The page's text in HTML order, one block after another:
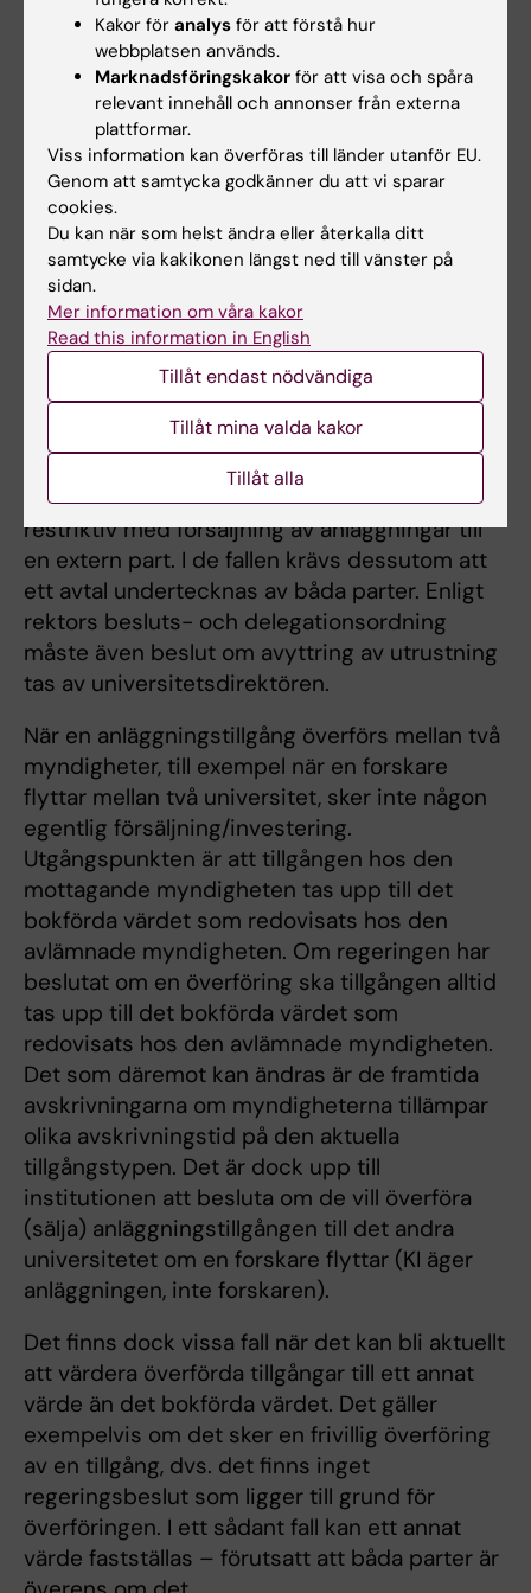
har blivit oanvänd­bar, är det tillåtet att
sälja/utrangera anläggningen enligtförordning
(1996:1191). En anläggning som ex.
kontorsmaskin, laboratorieutrustning eller
annan anläggningsförd utrustning ska påvisas
att utrustningen inte behövs någonstans inom
KI eller att den är helt obrukbar. Detta innebär
att säljande institution måste undersöka ifall
någon annan institution inom KI har
användning av anläggningen innan ev.
försäljning kan ske. Ni lägger in en annons
Köp och sälj labbutrustning och
kontorsmaterial | Medarbetare (ki.se).
Annonsen för försäljning av anläggningen ska
ligga i minst en vecka på vår "köp- och
säljsida".KI ska trots detta vara mycket
restriktiv med försäljning av anläggningar till
en extern part. I de fallen krävs dessutom att
ett avtal undertecknas av båda parter. Enligt
rektors besluts- och delegationsordning
måste även beslut om avyttring av utrustning
tas av universitetsdirektören.
När en anläggningstillgång överförs mellan två
myndigheter, till exempel när en forskare
flyttar mellan två universitet, sker inte någon
egentlig försäljning/investering.
Utgångspunkten är att tillgången hos den
mottagande myndigheten tas upp till det
bokförda värdet som redovisats hos den
avlämnade myndigheten. Om regeringen har
beslutat om en överföring ska tillgången alltid
tas upp till det bokförda värdet som
redovisats hos den avlämnade myndigheten.
Det som däremot kan ändras är de framtida
avskrivningarna om myndigheterna tillämpar
olika avskrivningstid på den aktuella
tillgångstypen. Det är dock upp till
institutionen att besluta om de vill överföra
(sälja) anläggningstillgången till det andra
universitetet om en forskare flyttar (KI äger
anläggningen, inte forskaren).
Det finns dock vissa fall när det kan bli aktuellt
att värdera överförda tillgångar till ett annat
värde än det bokförda värdet. Det gäller
exempelvis om det sker en frivillig överföring
av en tillgång, dvs. det finns inget
regeringsbeslut som ligger till grund för
överföringen. I ett sådant fall kan ett annat
värde fastställas – förutsatt att båda parter är
Kakor för analys för att förstå hur
webbplatsen används.
Marknadsföringskakor för att visa och spåra
relevant innehåll och annonser från externa
plattformar.
Viss information kan överföras till länder utanför EU.
Genom att samtycka godkänner du att vi sparar
cookies.
Du kan när som helst ändra eller återkalla ditt
samtycke via kakikonen längst ned till vänster på
sidan.
Mer information om våra kakor
Read this information in English
Tillåt endast nödvändiga
Tillåt mina valda kakor
Tillåt alla